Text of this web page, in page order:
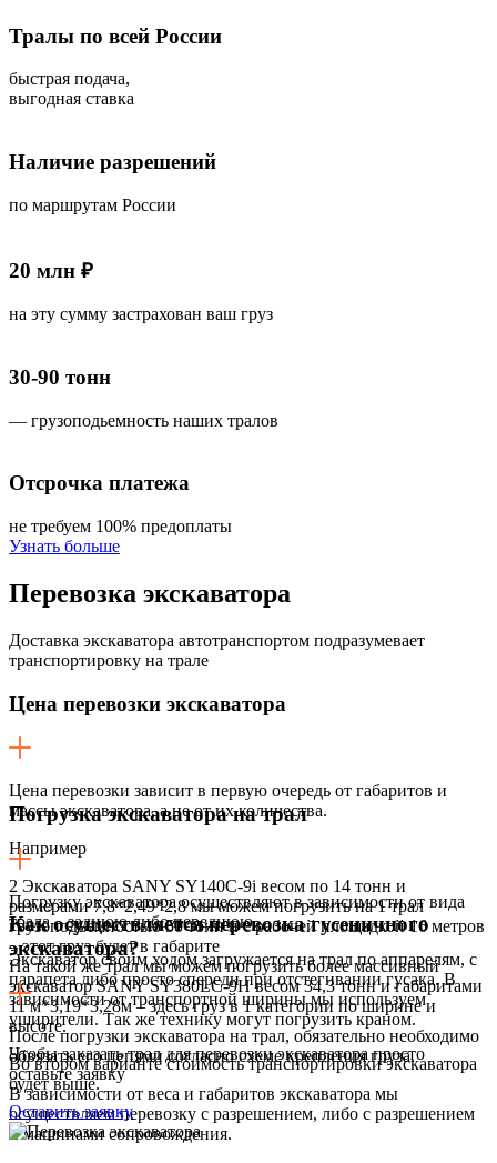
Тралы по всей России
быстрая подача,
выгодная ставка
Наличие разрешений
по маршрутам России
20 млн ₽
на эту сумму застрахован ваш груз
30-90 тонн
— грузоподьемность наших тралов
Отсрочка платежа
не требуем 100% предоплаты
Узнать больше
Перевозка экскаватора
Доставка экскаватора автотранспортом подразумевает
транспортировку на трале
Цена перевозки экскаватора
Цена перевозки зависит в первую очередь от габаритов и
массы экскаватора, а не от их количества.
Например
2 Экскаватора SANY SY140C-9i весом по 14 тонн и
размерами 7,8*2,49*2,8 мы можем погрузить на 1 трал
грузоподъемностью 50 тонн и с рабочей площадкой 16 метров
– этот груз будет в габарите
На такой же трал мы можем погрузить более массивный
экскаватор SANY SY380LC-9H весом 34,3 тонн и габаритами
11 м*3,19*3,28м – здесь груз в 1 категории по ширине и
высоте.
Во втором варианте стоимость транспортировки экскаватора
будет выше.
Погрузка экскаватора на трал
Погрузку экскаватора осуществляют в зависимости от вида
трала – заднюю либо переднюю.
Экскаватор своим ходом загружается на трал по аппарелям, с
парапета либо просто спереди при отстегивании гусака. В
зависимости от транспортной ширины мы используем
уширители. Так же технику могут погрузить краном.
Как осуществляется перевозка гусеничного
экскаватора?
После погрузки экскаватора на трал, обязательно необходимо
обвязать его цепями согласно схеме крепления груза.
В зависимости от веса и габаритов экскаватора мы
осуществляем перевозку с разрешением, либо с разрешением
и машинами сопровождения.
Чтобы заказать трал для перевозки экскаватора просто
оставьте заявку
Оставить заявку